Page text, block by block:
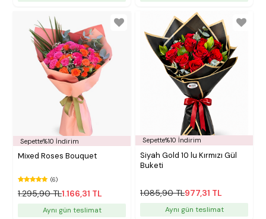
Sepette%10 İndirim
Mixed Roses Bouquet
(6)
1.295,90 TL1.166,31 TL
Aynı gün teslimat
Sepette%10 İndirim
Siyah Gold 10 lu Kırmızı Gül
Buketi
1.085,90 TL977,31 TL
Aynı gün teslimat